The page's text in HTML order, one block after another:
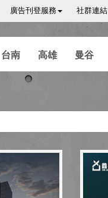
廣告刊登服務 社群連結
台南 高雄 曼谷